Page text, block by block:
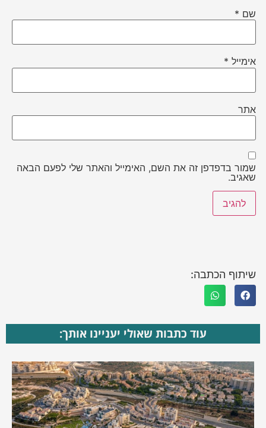
שם *
אימייל *
אתר
שמור בדפדפן זה את השם, האימייל והאתר שלי לפעם הבאה
שאגיב.
שיתוף הכתבה:
עוד כתבות שאולי יעניינו אותך: